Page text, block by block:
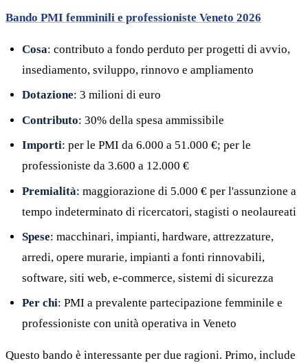
Bando PMI femminili e professioniste Veneto 2026
Cosa: contributo a fondo perduto per progetti di avvio,
insediamento, sviluppo, rinnovo e ampliamento
Dotazione: 3 milioni di euro
Contributo: 30% della spesa ammissibile
Importi: per le PMI da 6.000 a 51.000 €; per le
professioniste da 3.600 a 12.000 €
Premialità: maggiorazione di 5.000 € per l'assunzione a
tempo indeterminato di ricercatori, stagisti o neolaureati
Spese: macchinari, impianti, hardware, attrezzature,
arredi, opere murarie, impianti a fonti rinnovabili,
software, siti web, e-commerce, sistemi di sicurezza
Per chi: PMI a prevalente partecipazione femminile e
professioniste con unità operativa in Veneto
Questo bando è interessante per due ragioni. Primo, include